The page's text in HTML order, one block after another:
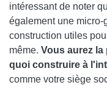
intéressant de noter
également une micro-
construction utiles
même. Vous aurez
quoi construire à
comme votre siège